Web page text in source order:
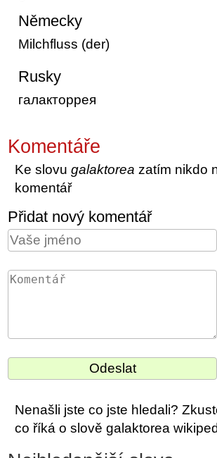
Německy
Milchfluss (der)
Rusky
галакторрея
Komentáře
Ke slovugalaktorea zatím nikdo
komentář
Přidat nový komentář
Nenašli jste co jste hledali?
co říká o slově galaktorea